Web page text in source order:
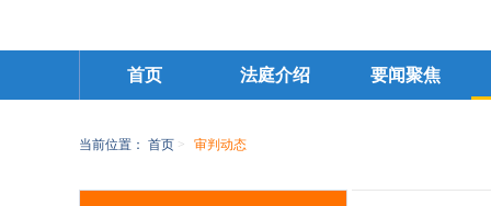
首页 法庭介绍 要闻聚焦
当前位置： 首页 > 审判动态